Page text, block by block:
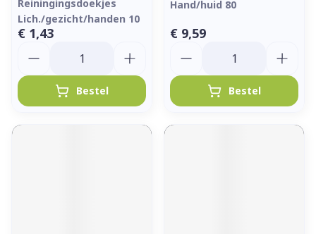
Reiningingsdoekjes
Lich./gezicht/handen 10
€ 1,43
Bestel
Hand/huid 80
€ 9,59
Bestel